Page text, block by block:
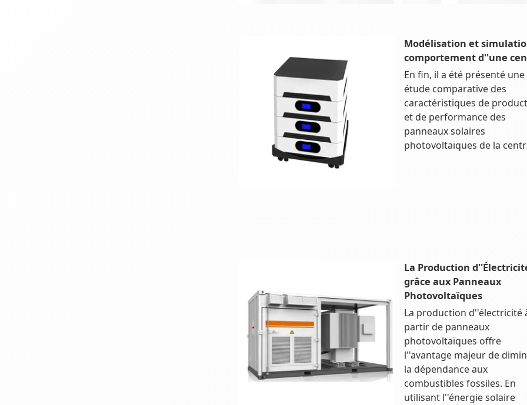
Modélisation et
comportement d''une
En fin, il a été présenté une
étude comparative des
caractéristiques de
et de performance des
panneaux solaires
photovoltaïques de la
La Production
grâce aux Panneaux
Photovoltaïques
La production d''électricité
partir de panneaux
photovoltaïques offre
l''avantage majeur de
la dépendance aux
combustibles fossiles. En
utilisant l''énergie solaire